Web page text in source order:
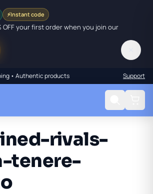
⚡Instant code
OFF your first order when you join our
• Authentic products Support
rivals-
tenere-